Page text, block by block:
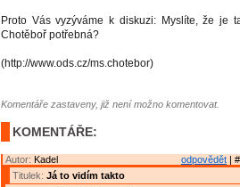
Proto Vás vyzýváme k diskuzi: Myslíte, že je
Chotěboř potřebná?
(http://www.ods.cz/ms.chotebor)
Komentáře zastaveny, již není možno komentovat.
KOMENTÁŘE:
odpovědět |
Autor: Kadel
Titulek: Já to vidím takto